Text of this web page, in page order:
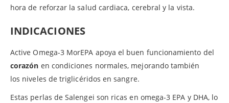
hora de reforzar la salud cardiaca, cerebral y la vista.
INDICACIONES
Active Omega-3 MorEPA apoya el buen funcionamiento del
corazón en condiciones normales, mejorando también
los niveles de triglicéridos en sangre.
Estas perlas de Salengei son ricas en omega-3 EPA y DHA, lo